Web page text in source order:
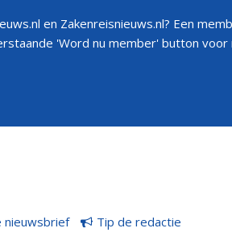
en Zakenreisnieuws.nl? Een
'Word nu member' button
nieuwsbrief Tip de redactie